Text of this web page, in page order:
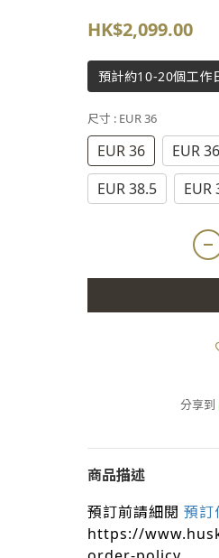
HK$2,099.00
預計約10-20個工作
尺寸 : EUR 36
EUR 36 EUR
EUR 38.5
EUR
分享到
商品描述
預訂前請細閱 預訂
https://